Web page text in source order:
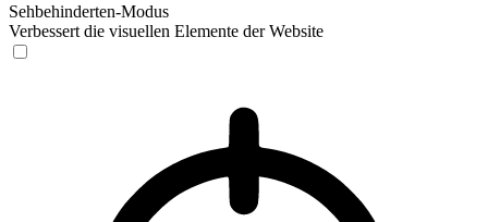
Sehbehinderten-Modus
Verbessert die visuellen Elemente der Website